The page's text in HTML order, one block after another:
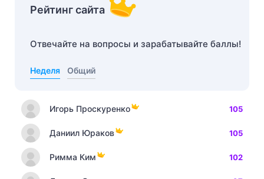
Рейтинг сайта
Отвечайте на вопросы и зарабатывайте баллы!
Неделя Общий
Игорь Проскуренко 105
Даниил Юраков 105
Римма Ким 102